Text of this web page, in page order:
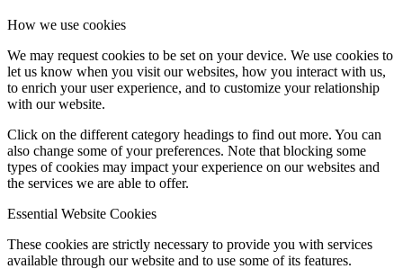
How we use cookies
We may request cookies to be set on your device. We use cookies to
let us know when you visit our websites, how you interact with us,
to enrich your user experience, and to customize your relationship
with our website.
Click on the different category headings to find out more. You can
also change some of your preferences. Note that blocking some
types of cookies may impact your experience on our websites and
the services we are able to offer.
Essential Website Cookies
These cookies are strictly necessary to provide you with services
available through our website and to use some of its features.